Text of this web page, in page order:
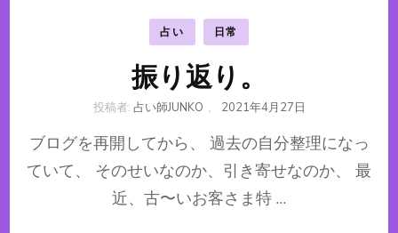
占い 日常
振り返り。
投稿者: 占い師JUNKO 、 2021年4月27日
ブログを再開してから、 過去の自分整理になっ
ていて、 そのせいなのか、引き寄せなのか、 最
近、古〜いお客さま特 …